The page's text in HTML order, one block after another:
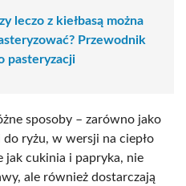
leczo z kiełbasą można
Przewodnik
pasteryzacji
sposoby – zarówno jako
ryżu, w wersji na ciepło
jak cukinia i papryka, nie
ale również dostarczają